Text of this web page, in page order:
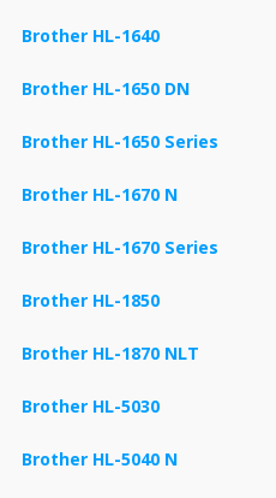
Brother HL-1640
Brother HL-1650 DN
Brother HL-1650 Series
Brother HL-1670 N
Brother HL-1670 Series
Brother HL-1850
Brother HL-1870 NLT
Brother HL-5030
Brother HL-5040 N